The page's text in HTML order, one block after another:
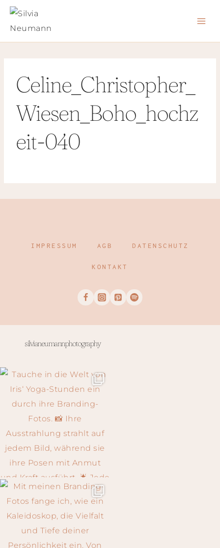
Zum
Celine_Christopher_
Wiesen_Boho_hochz
eit-040
IMPRESSUM AGB DATENSCHUTZ
KONTAKT
silvianeumannphotography